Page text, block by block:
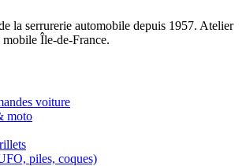
la serrurerie automobile depuis 1957. Atelier
Île-de-France.
voiture
moto
piles, coques)